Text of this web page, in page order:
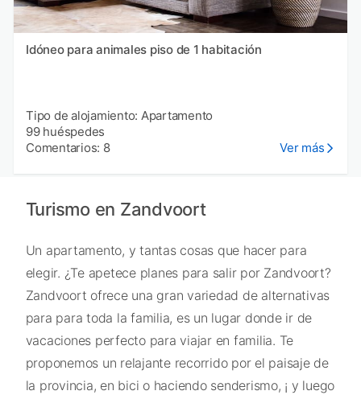
Idóneo para animales piso de 1 habitación
Tipo de alojamiento: Apartamento
99 huéspedes
Comentarios: 8
Ver más
Turismo en Zandvoort
Un apartamento, y tantas cosas que hacer para
elegir. ¿Te apetece planes para salir por Zandvoort?
Zandvoort ofrece una gran variedad de alternativas
para para toda la familia, es un lugar donde ir de
vacaciones perfecto para viajar en familia. Te
proponemos un relajante recorrido por el paisaje de
la provincia, en bici o haciendo senderismo, ¡ y luego